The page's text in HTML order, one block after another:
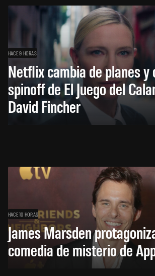
HACE 9 HORAS
Netflix cambia de planes y
spinoff de El Juego del
David Fincher
HACE 10 HORAS
James Marsden
comedia de misterio de